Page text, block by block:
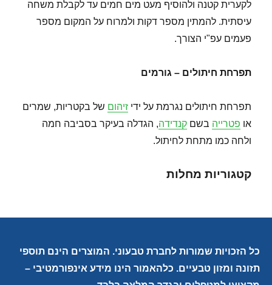
לקערית קטנה ולהוסיף מעט מים חמים עד לקבלת משחה
עיסתית. להמתין מספר דקות ולמרוח על המקום מספר
פעמים עפ"י הצורך.
תפרחת חיתולים – גורמים
תפרחת חיתולים נגרמת על ידיזיהום של בקטריות, שמרים
או פטרייה בשםקנדידה, הגדלה בעיקר בסביבה חמה
ולחה כמו מתחת לחיתול.
קטגוריות מחלות
כל הזכויות שמורות לחברת טבעוני. המוצרים הינם תוספי
תזונה ומזון טבעיים. כלהאמור הינו מידע אינפורמטיבי –